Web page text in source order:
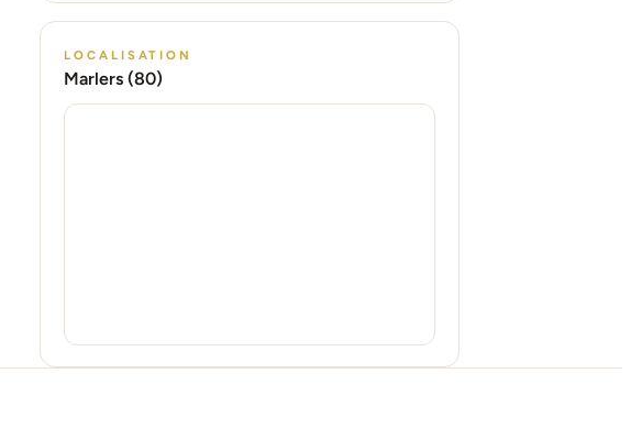
LOCALISATION
Marlers (80)